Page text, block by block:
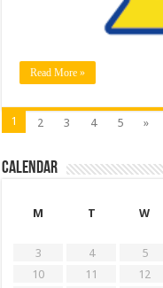
Read More »
1 2 3 4 5 »
Calendar
M
T W
3
4 5
10
11 12